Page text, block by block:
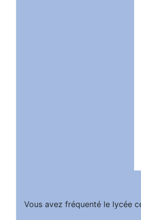
Vous avez fréquenté le lycée